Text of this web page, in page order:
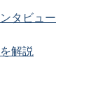
タビュー
解説